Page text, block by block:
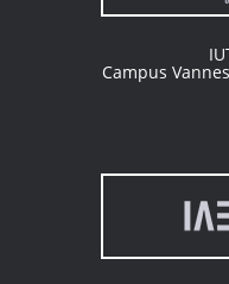
Campus